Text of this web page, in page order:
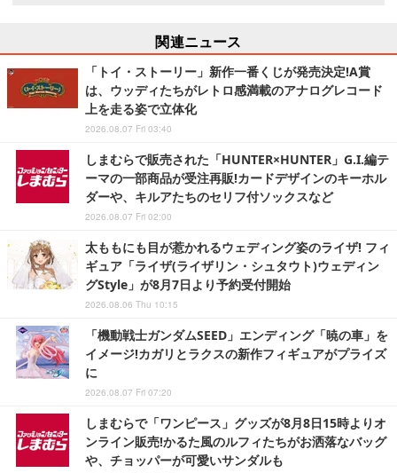
関連ニュース
「トイ・ストーリー」新作一番くじが発売決定!A賞
は、ウッディたちがレトロ感満載のアナログレコード
上を走る姿で立体化
2026.08.07 Fri 03:40
しまむらで販売された「HUNTER×HUNTER」G.I.編テ
ーマの一部商品が受注再販!カードデザインのキーホル
ダーや、キルアたちのセリフ付ソックスなど
2026.08.07 Fri 02:00
太ももにも目が惹かれるウェディング姿のライザ! フィ
ギュア「ライザ(ライザリン・シュタウト)ウェディン
グStyle」が8月7日より予約受付開始
2026.08.06 Thu 10:15
「機動戦士ガンダムSEED」エンディング「暁の車」を
イメージ!カガリとラクスの新作フィギュアがプライズ
に
2026.08.07 Fri 07:20
しまむらで「ワンピース」グッズが8月8日15時よりオ
ンライン販売!かるた風のルフィたちがお洒落なバッグ
や、チョッパーが可愛いサンダルも